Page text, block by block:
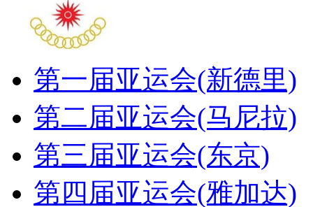
第一届亚运会(新德里)
第二届亚运会(马尼拉)
第三届亚运会(东京)
第四届亚运会(雅加达)